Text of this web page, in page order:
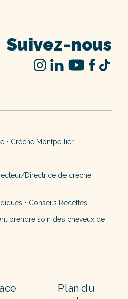
Suivez-nous
• Crèche Montpellier
Directrice de crèche
• Conseils Recettes
prendre soin des cheveux de
Plan du